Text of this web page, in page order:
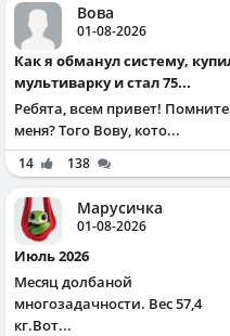
Вова
01-08-2026
Как я обманул систему, купил
мультиварку и стал 75...
Ребята, всем привет! Помните
меня? Того Вову, кото...
14 138
Марусичка
01-08-2026
Июль 2026
Месяц долбаной
многозадачности. Вес 57,4
кг.Вот...